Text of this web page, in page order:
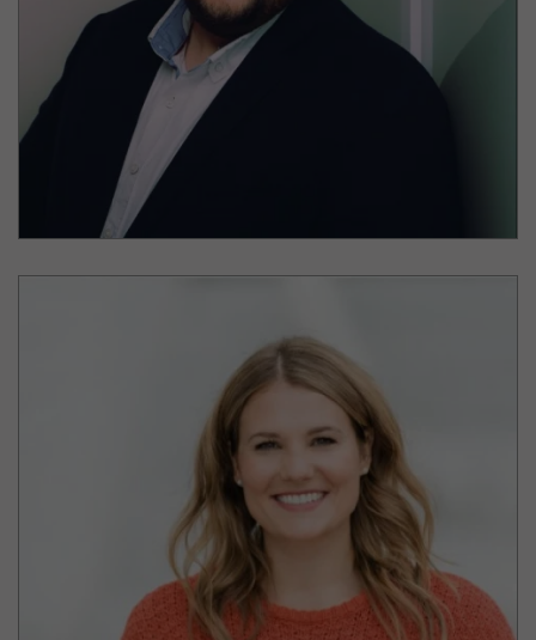
Breichsleiter Personal
Laura Holinski
GE Energy Power Conversion GmbH
Organization & Talent Management